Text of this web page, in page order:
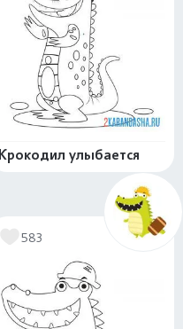
Крокодил улыбается
583